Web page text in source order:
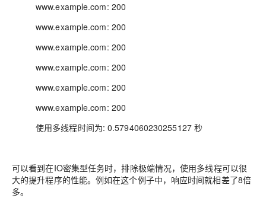
www.example.com: 200
www.example.com: 200
www.example.com: 200
www.example.com: 200
www.example.com: 200
www.example.com: 200
使用多线程时间为: 0.5794060230255127 秒
可以看到在IO密集型任务时，排除极端情况，使用多线程可以很
大的提升程序的性能。例如在这个例子中，响应时间就相差了8倍
多。